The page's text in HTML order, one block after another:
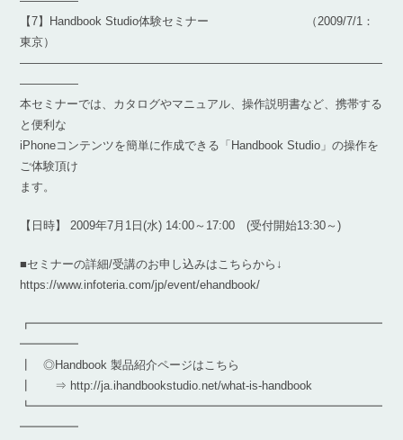
【7】Handbook Studio体験セミナー （2009/7/1：
東京）
―――――――――――――――――――――――――――――――
―――――
本セミナーでは、カタログやマニュアル、操作説明書など、携帯する
と便利な
iPhoneコンテンツを簡単に作成できる「Handbook Studio」の操作を
ご体験頂け
ます。
【日時】 2009年7月1日(水) 14:00～17:00 (受付開始13:30～)
■セミナーの詳細/受講のお申し込みはこちらから↓
https://www.infoteria.com/jp/event/ehandbook/
┏━━━━━━━━━━━━━━━━━━━━━━━━━━━━━━
━━━━━
┃ ◎Handbook 製品紹介ページはこちら
┃ ⇒ http://ja.ihandbookstudio.net/what-is-handbook
┗━━━━━━━━━━━━━━━━━━━━━━━━━━━━━━
━━━━━